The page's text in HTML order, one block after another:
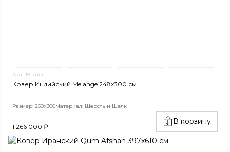
Арт. 1917нш
Ковер Индийский Melange 248x300 см
Размер: 250x300Материал: Шерсть и Шелк
1 266 000 ₽
В корзину